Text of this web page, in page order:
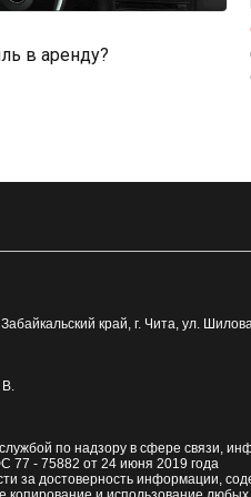
в аренду?
край, г. Чита, ул.
В.
по надзору в сфере связи,
77 - 75882 от 24 июня 2019 года
за достоверность информации,